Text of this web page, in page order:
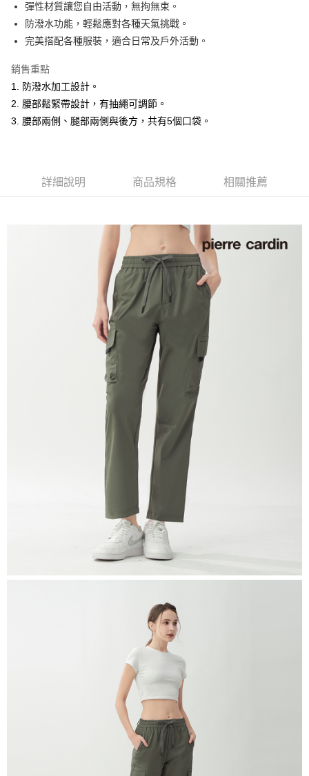
Google Pay
ATM付款
全家取貨付款
每筆NT$60，滿NT$1,200(含以上)免運費
萊爾富取貨付款
每筆NT$60，滿NT$1,200(含以上)免運費
每筆NT$60，滿NT$1,200(含以上)免運費
每筆NT$60，滿NT$1,200(含以上)免運費
每筆NT$80，滿NT$1,200(含以上)免運費
每筆NT$80，滿NT$1,200(含以上)免運費
彈性材質讓您自由活動，無拘無束。
防潑水功能，輕鬆應對各種天氣挑戰。
完美搭配各種服裝，適合日常及戶外活動。
銷售重點
1. 防潑水加工設計。
2. 腰部鬆緊帶設計，有抽繩可調節。
3. 腰部兩側、腿部兩側與後方，共有5個口袋。
詳細說明 商品規格 相關推薦